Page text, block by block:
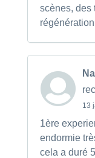
scènes, des
13
1ère
endormie
cela a duré